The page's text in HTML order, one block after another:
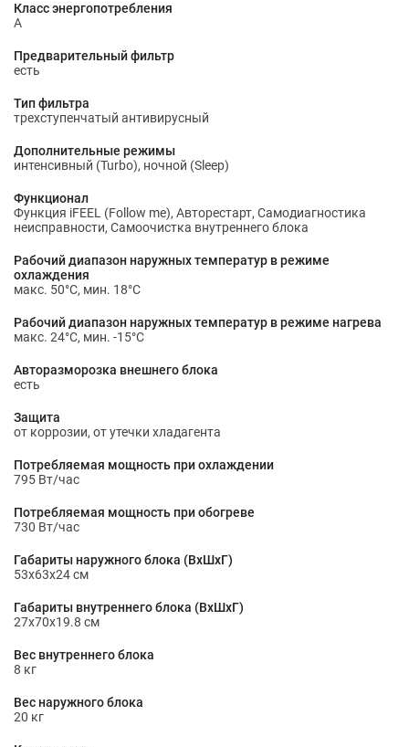
Класс энергопотребления
А
Предварительный фильтр
есть
Тип фильтра
трехступенчатый антивирусный
Дополнительные режимы
интенсивный (Turbo), ночной (Sleep)
Функционал
Функция iFEEL (Follow me), Авторестарт, Самодиагностика
неисправности, Самоочистка внутреннего блока
Рабочий диапазон наружных температур в режиме
охлаждения
макс. 50°С, мин. 18°С
Рабочий диапазон наружных температур в режиме нагрева
макс. 24°С, мин. -15°С
Авторазморозка внешнего блока
есть
Защита
от коррозии, от утечки хладагента
Потребляемая мощность при охлаждении
795 Вт/час
Потребляемая мощность при обогреве
730 Вт/час
Габариты наружного блока (ВхШхГ)
53x63x24 см
Габариты внутреннего блока (ВхШхГ)
27x70x19.8 см
Вес внутреннего блока
8 кг
Вес наружного блока
20 кг